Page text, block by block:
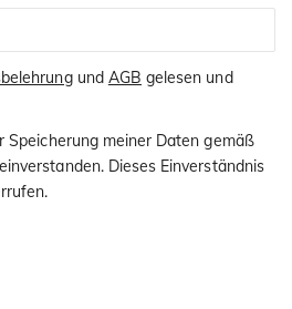
und AGB gelesen und
Speicherung meiner Daten gemäß
einverstanden. Dieses Einverständnis